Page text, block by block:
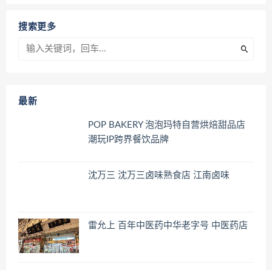
搜索更多
最新
POP BAKERY 泡泡玛特自营烘焙甜品店
潮玩IP跨界餐饮品牌
沈万三 沈万三卤味熟食店 江南卤味
雷允上 百年中医药中华老字号 中医药店